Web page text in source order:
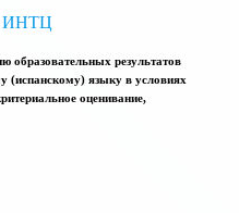
ИНТЦ
образовательных результатов
(испанскому) языку в условиях
оценивание,